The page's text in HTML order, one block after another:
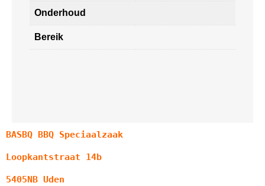
Onderhoud
Bereik
BASBQ BBQ Speciaalzaak
Loopkantstraat 14b
5405NB Uden